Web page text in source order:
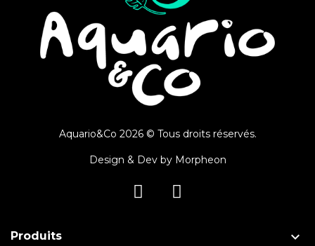
Aquario&Co 2026 © Tous droits réservés.
Design & Dev by Morpheon
Produits 